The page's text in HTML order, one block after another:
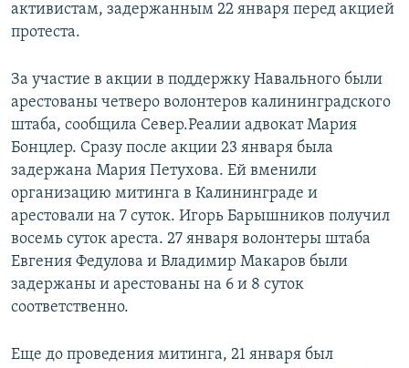
активистам, задержанным 22 января перед акцией
протеста.
За участие в акции в поддержку Навального были
арестованы четверо волонтеров калининградского
штаба, сообщила Север.Реалии адвокат Мария
Бонцлер. Сразу после акции 23 января была
задержана Мария Петухова. Ей вменили
организацию митинга в Калининграде и
арестовали на 7 суток. Игорь Барышников получил
восемь суток ареста. 27 января волонтеры штаба
Евгения Федулова и Владимир Макаров были
задержаны и арестованы на 6 и 8 суток
соответственно.
Еще до проведения митинга, 21 января был